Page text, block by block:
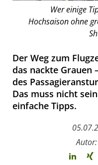
Wer einige
Hochsaison ohne
Der Weg zum
das nackte Grauen
des
Das muss nicht
einfache Tipps.